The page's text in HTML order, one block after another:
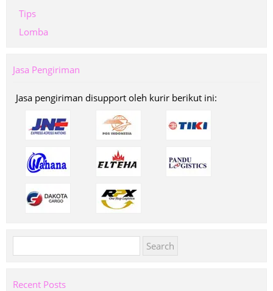
Tips
Lomba
Jasa Pengiriman
Jasa pengiriman disupport oleh kurir berikut ini:
for:
Recent Posts